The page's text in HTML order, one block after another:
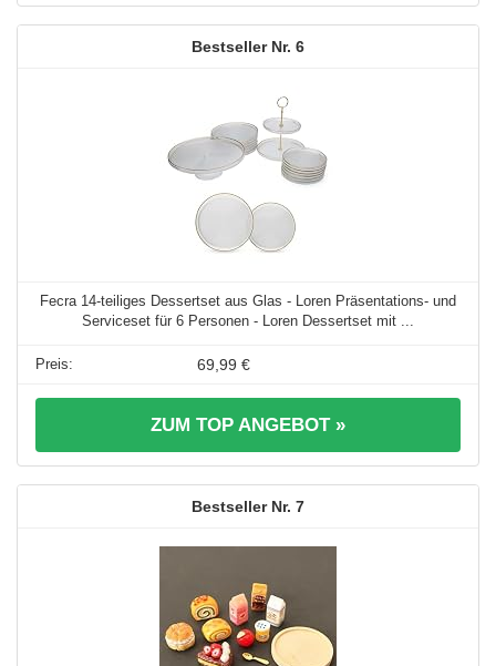
6
Fecra 14-teiliges Dessertset aus Glas - Loren Präsentations- und
Serviceset für 6 Personen - Loren Dessertset mit ...
69,99 €
ZUM TOP ANGEBOT »
7